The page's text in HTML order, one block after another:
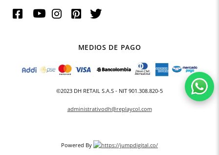
MEDIOS DE PAGO
©2023 DH RETAIL S.A.S - NIT 901.308.820-5
administrativodh@replaycol.com
Powered By